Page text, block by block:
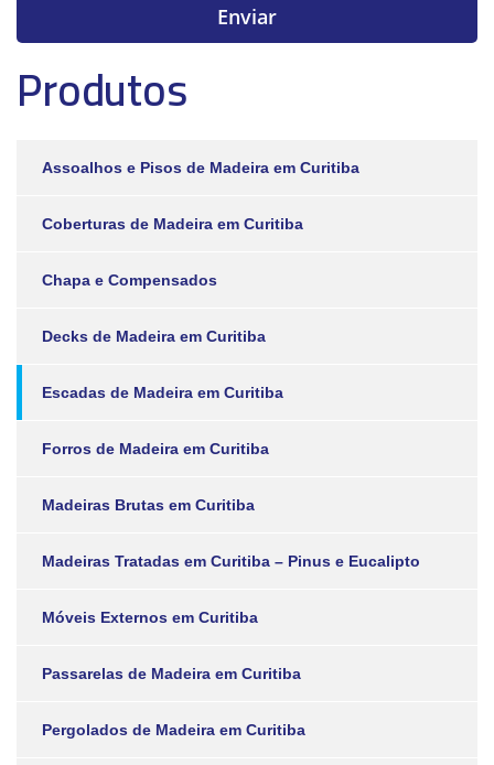
Produtos
Assoalhos e Pisos de Madeira em Curitiba
Coberturas de Madeira em Curitiba
Chapa e Compensados
Decks de Madeira em Curitiba
Escadas de Madeira em Curitiba
Forros de Madeira em Curitiba
Madeiras Brutas em Curitiba
Madeiras Tratadas em Curitiba – Pinus e Eucalipto
Móveis Externos em Curitiba
Passarelas de Madeira em Curitiba
Pergolados de Madeira em Curitiba